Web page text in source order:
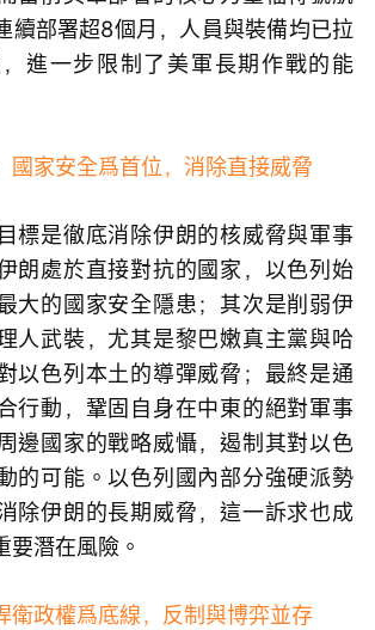
續部署超8個月，人員與裝備均已拉
進一步限制了美軍長期作戰的能
國家安全爲首位，消除直接威脅
標是徹底消除伊朗的核威脅與軍事
朗處於直接對抗的國家，以色列始
大的國家安全隱患；其次是削弱伊
人武裝，尤其是黎巴嫩真主黨與哈
以色列本土的導彈威脅；最終是通
行動，鞏固自身在中東的絕對軍事
邊國家的戰略威懾，遏制其對以色
的可能。以色列國內部分強硬派勢
除伊朗的長期威脅，這一訴求也成
要潛在風險。
衛政權爲底線，反制與博弈並存